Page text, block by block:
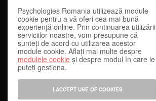
Evenimente Fii Autoarea Vieții Tale!
SportEdu
Antrenament Mental pentru Sportivi
Learning Network
WEnough
Reward & Engage
Psychologies Romania utilizează module
cookie pentru a vă oferi cea mai bună
experiență online. Prin continuarea utilizării
serviciilor noastre, vom presupune că
sunteți de acord cu utilizarea acestor
module cookie. Aflați mai multe despre
modulele cookie și despre modul în care le
puteți gestiona.
I ACCEPT USE OF COOKIES